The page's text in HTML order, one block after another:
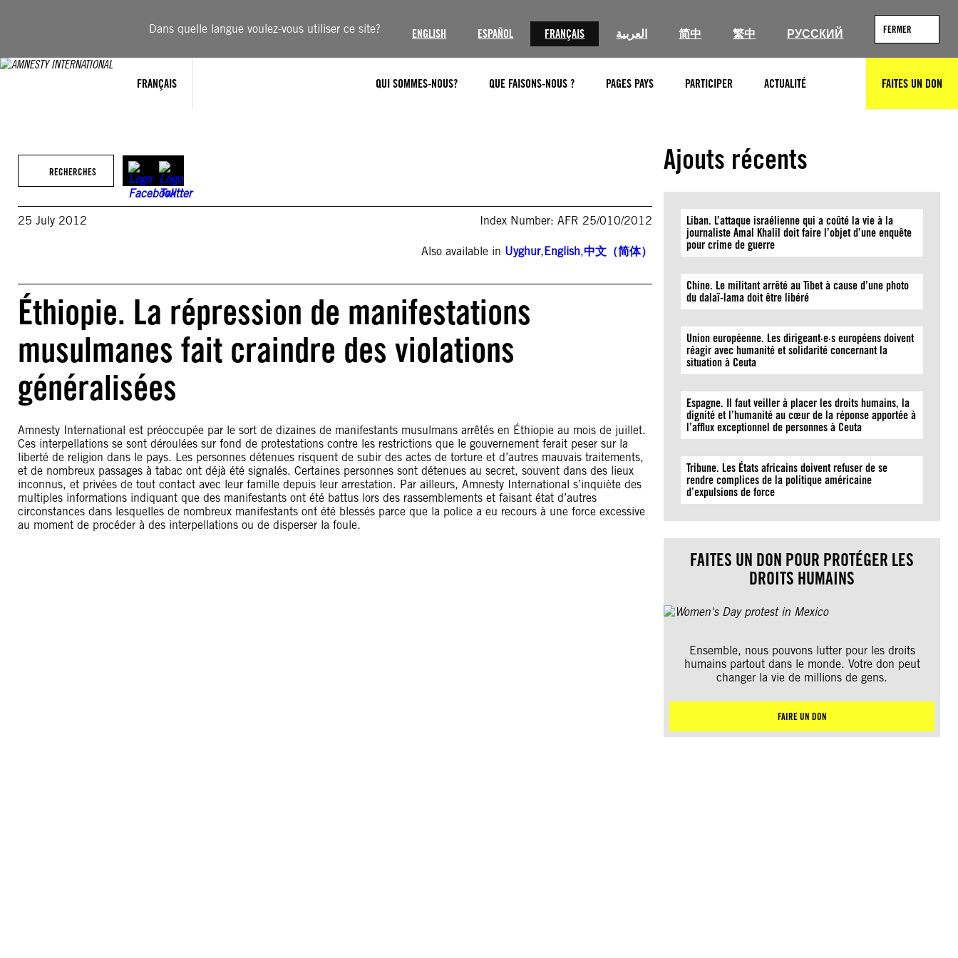
Dans quelle langue voulez-vous utiliser ce site? ENGLISH ESPAÑOL FRANÇAIS العربية 简中 繁中 РУССКИЙ FERMER
FRANÇAIS QUI SOMMES-NOUS? QUE FAISONS-NOUS ? PAGES PAYS PARTICIPER ACTUALITÉ RECHERCHERFAITES UN DON
RECHERCHES
25 July 2012 Index Number: AFR 25/010/2012
Also available in Uyghur,English,中文（简体）
Éthiopie. La répression de manifestations
musulmanes fait craindre des violations
généralisées
Amnesty International est préoccupée par le sort de dizaines de manifestants musulmans arrêtés en Éthiopie au mois de juillet.
Ces interpellations se sont déroulées sur fond de protestations contre les restrictions que le gouvernement ferait peser sur la
liberté de religion dans le pays. Les personnes détenues risquent de subir des actes de torture et d’autres mauvais traitements,
et de nombreux passages à tabac ont déjà été signalés. Certaines personnes sont détenues au secret, souvent dans des lieux
inconnus, et privées de tout contact avec leur famille depuis leur arrestation. Par ailleurs, Amnesty International s’inquiète des
multiples informations indiquant que des manifestants ont été battus lors des rassemblements et faisant état d’autres
circonstances dans lesquelles de nombreux manifestants ont été blessés parce que la police a eu recours à une force excessive
au moment de procéder à des interpellations ou de disperser la foule.
Ajouts récents
Liban. L’attaque israélienne qui a coûté la vie à la
journaliste Amal Khalil doit faire l’objet d’une enquête
pour crime de guerre
Chine. Le militant arrêté au Tibet à cause d’une photo
du dalaï-lama doit être libéré
Union européenne. Les dirigeant·e·s européens doivent
réagir avec humanité et solidarité concernant la
situation à Ceuta
Espagne. Il faut veiller à placer les droits humains, la
dignité et l’humanité au cœur de la réponse apportée à
l’afflux exceptionnel de personnes à Ceuta
Tribune. Les États africains doivent refuser de se
rendre complices de la politique américaine
d’expulsions de force
FAITES UN DON POUR PROTÉGER LES
DROITS HUMAINS
Ensemble, nous pouvons lutter pour les droits
humains partout dans le monde. Votre don peut
changer la vie de millions de gens.
FAIRE UN DON